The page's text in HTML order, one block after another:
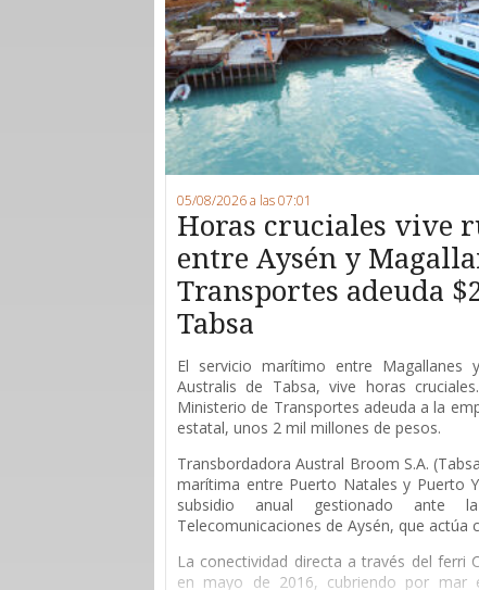
05/08/2026 a las 07:01
Horas cruciales vive
entre Aysén y
Transportes adeuda
Tabsa
El servicio marítimo entre Magallanes
Australis de Tabsa, vive horas
Ministerio de Transportes adeuda a la
estatal, unos 2 mil millones de pesos.
Transbordadora Austral Broom S.A.
marítima entre Puerto Natales y Puerto
subsidio anual gestionado ante
Telecomunicaciones de Aysén, que actúa
La conectividad directa a través del ferri
en mayo de 2016, cubriendo por mar